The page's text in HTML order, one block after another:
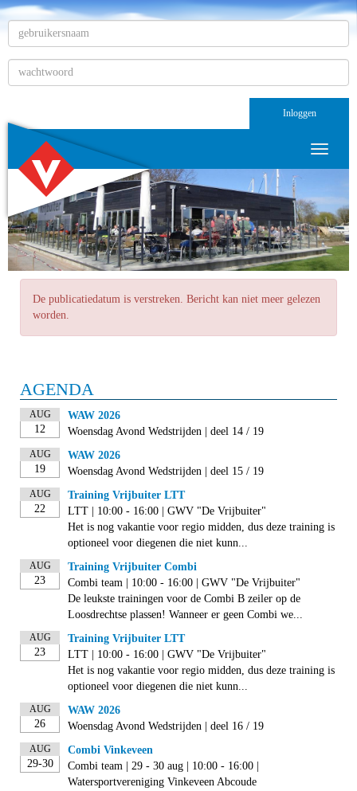
Inloggen
Toggle
De publicatiedatum is verstreken. Bericht kan niet meer gelezen
worden.
AGENDA
AUG
12
WAW 2026
Woensdag Avond Wedstrijden | deel 14 / 19
AUG
19
WAW 2026
Woensdag Avond Wedstrijden | deel 15 / 19
AUG
22
Training Vrijbuiter LTT
LTT | 10:00 - 16:00 | GWV "De Vrijbuiter"
Het is nog vakantie voor regio midden, dus deze training is
optioneel voor diegenen die niet kunn...
AUG
23
Training Vrijbuiter Combi
Combi team | 10:00 - 16:00 | GWV "De Vrijbuiter"
De leukste trainingen voor de Combi B zeiler op de
Loosdrechtse plassen! Wanneer er geen Combi we...
AUG
23
Training Vrijbuiter LTT
LTT | 10:00 - 16:00 | GWV "De Vrijbuiter"
Het is nog vakantie voor regio midden, dus deze training is
optioneel voor diegenen die niet kunn...
AUG
26
WAW 2026
Woensdag Avond Wedstrijden | deel 16 / 19
AUG
29-30
Combi Vinkeveen
Combi team | 29 - 30 aug | 10:00 - 16:00 |
Watersportvereniging Vinkeveen Abcoude